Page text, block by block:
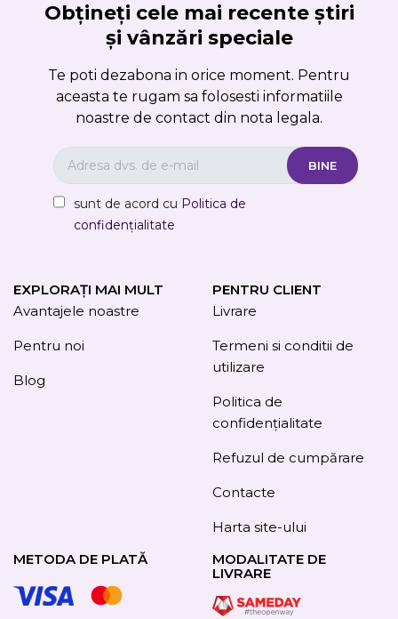
Obțineți cele mai recente știri
și vânzări speciale
Te poti dezabona in orice moment. Pentru
aceasta te rugam sa folosesti informatiile
noastre de contact din nota legala.
sunt de acord cu Politica de
confidențialitate
EXPLORAȚI MAI MULT
Avantajele noastre
Pentru noi
Blog
PENTRU CLIENT
Livrare
Termeni si conditii de
utilizare
Politica de
confidențialitate
Refuzul de cumpărare
Contacte
Harta site-ului
METODA DE PLATĂ
MODALITATE DE
LIVRARE